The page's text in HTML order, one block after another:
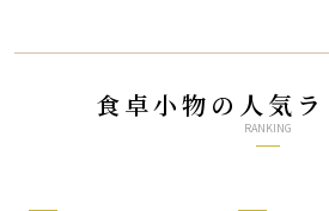
食卓小物の人気
RANKING